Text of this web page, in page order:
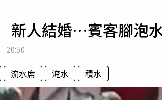
專欄
房產新勢力
人結婚…賓客腳泡水
20:50
流水席 淹水 積水